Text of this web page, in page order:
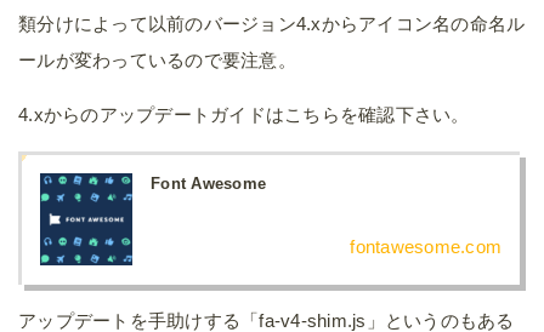
類分けによって以前のバージョン4.xからアイコン名の命名ル
ールが変わっているので要注意。
4.xからのアップデートガイドはこちらを確認下さい。
Font Awesome
fontawesome.com
アップデートを手助けする「fa-v4-shim.js」というのもある